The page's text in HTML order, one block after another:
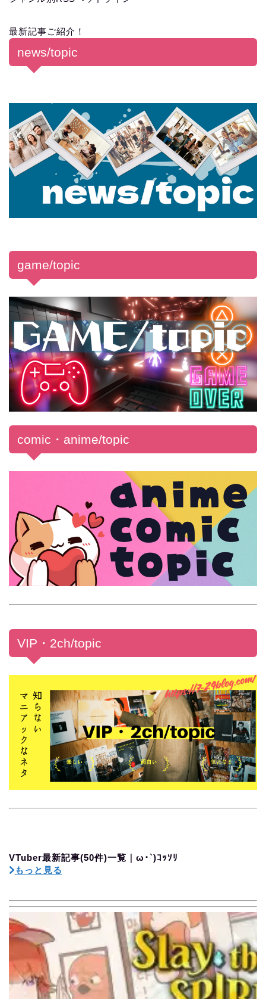
最新記事ご紹介！
news/topic
game/topic
comic・anime/topic
VIP・2ch/topic
VTuber最新記事(50件)一覧｜ω･`)ｺｯｿﾘ
もっと見る